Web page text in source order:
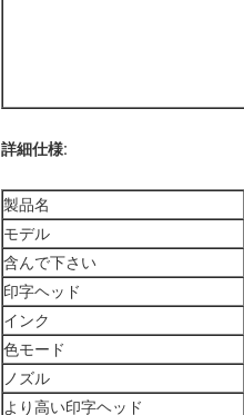
詳細仕様:
製品名
モデル
含んで下さい
印字ヘッド
インク
色モード
ノズル
より高い印字ヘッド